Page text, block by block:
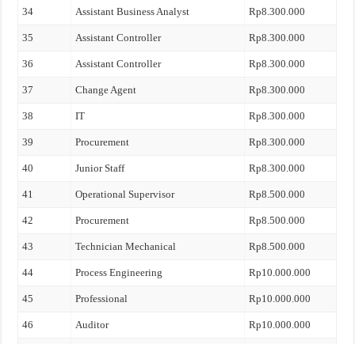
34 Assistant Business Analyst Rp8.300.000
35 Assistant Controller Rp8.300.000
36 Assistant Controller Rp8.300.000
37 Change Agent Rp8.300.000
38 IT Rp8.300.000
39 Procurement Rp8.300.000
40 Junior Staff Rp8.300.000
41 Operational Supervisor Rp8.500.000
42 Procurement Rp8.500.000
43 Technician Mechanical Rp8.500.000
44 Process Engineering Rp10.000.000
45 Professional Rp10.000.000
46 Auditor Rp10.000.000